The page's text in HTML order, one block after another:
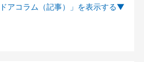
アコラム（記事）」を